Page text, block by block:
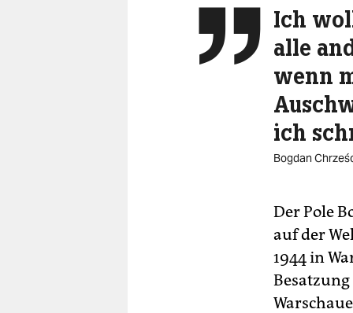
 Ich
alle
wenn
ich
Bogdan
Der Pole
auf der
1944 in